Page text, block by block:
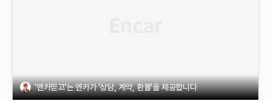
'엔카믿고'는 엔카가 '상담, 계약, 환불'을 제공합니다